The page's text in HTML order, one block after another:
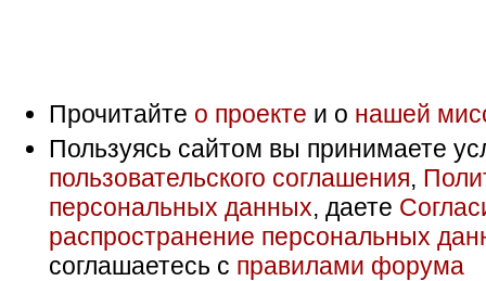
Прочитайте о проекте и о нашей
Пользуясь сайтом вы принимаете
пользовательского соглашения,
персональных данных, даете
распространение персональных
соглашаетесь с правилами форума